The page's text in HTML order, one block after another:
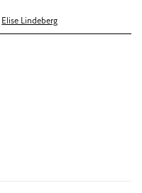
Elise Lindeberg